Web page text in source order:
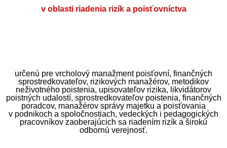
v oblasti riadenia rizík a poisťovníctva
určenú pre vrcholový manažment poisťovní, finančných
sprostredkovateľov, rizikových manažérov, metodikov
neživotného poistenia, upisovateľov rizika, likvidátorov
poistných udalostí, sprostredkovateľov poistenia, finančných
poradcov, manažérov správy majetku a poisťovania
v podnikoch a spoločnostiach, vedeckých i pedagogických
pracovníkov zaoberajúcich sa riadením rizík a širokú
odbornú verejnosť.